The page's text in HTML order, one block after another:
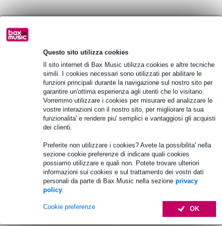
Questo sito utilizza cookies
Il sito internet di Bax Music utilizza cookies e altre tecniche
simili. I cookies necessari sono utilizzati per abilitare le
funzioni principali durante la navigazione sul nostro sito per
garantire un'ottima esperienza agli utenti che lo visitano.
Vorremmo utilizzare i cookies per misurare ed analizzare le
vostre interazioni con il nostro sito, per migliorare la sua
funzionalita' e rendere piu' semplici e vantaggiosi gli acquisti
dei clienti.
Preferite non utilizzare i cookies? Avete la possibilita' nella
sezione cookie preferenze di indicare quali cookies
possiamo utilizzare e quali non. Potete trovare ulteriori
informazioni sui cookies e sul trattamento dei vostri dati
personali da parte di Bax Music nella sezione privacy
policy.
OK
Cookie preferenze
55,55 € di premio
Informazioni sul prodotto
Kit di aggiornamento DSP H9000 Gen 2
per H9000/H9000R Gen 1
4x moduli DSP H9000 Gen2
materiale di installazione: 4x rondelle di plastica 4x distanziatori
4x viti Phillips 4 rondelle di sicurezza 2x staffe di montaggio DSP
Specifiche complete
Accessori (5)